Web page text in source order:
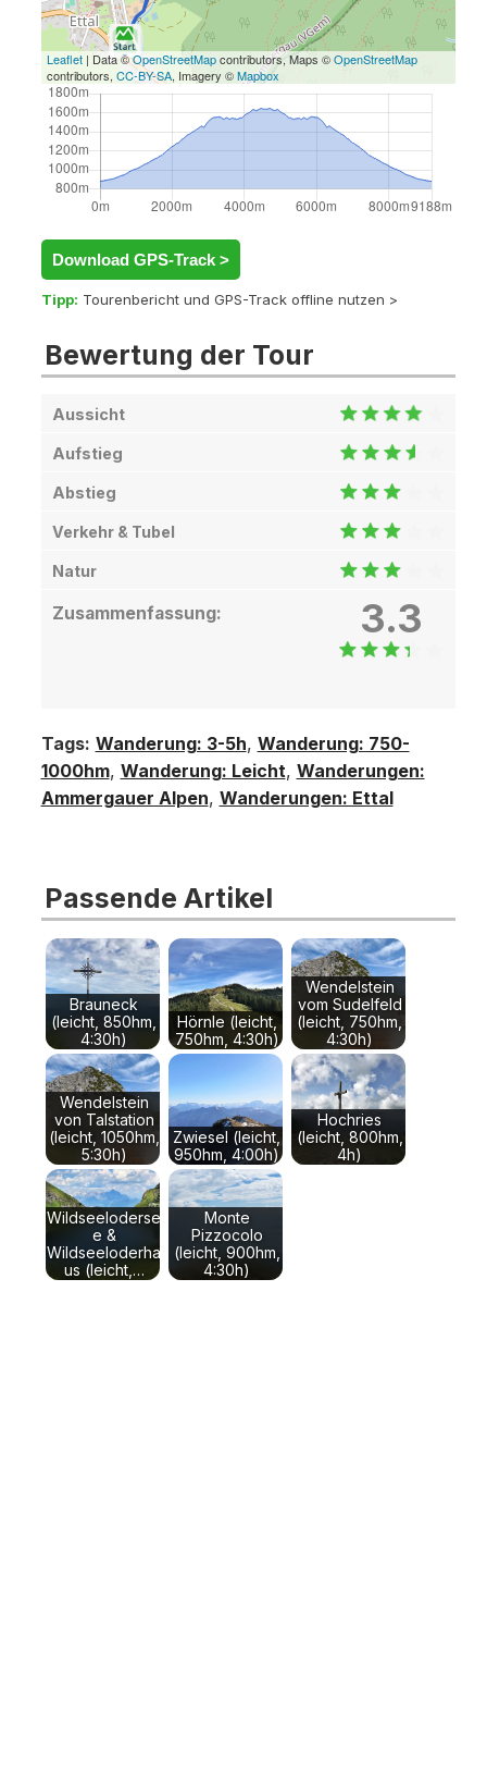
Leaflet| Data ©OpenStreetMapcontributors, Maps ©OpenStreetMap
contributors, CC-BY-SA, Imagery ©Mapbox
Download GPS-Track >
Tipp: Tourenbericht und GPS-Track offline nutzen >
Bewertung der Tour
Aussicht
Aufstieg
Abstieg
Verkehr & Tubel
Natur
Zusammenfassung: 3.3
Tags: Wanderung: 3-5h, Wanderung: 750-
1000hm, Wanderung: Leicht, Wanderungen:
Ammergauer Alpen, Wanderungen: Ettal
Passende Artikel
Brauneck
(leicht, 850hm,
4:30h)
Hörnle (leicht,
750hm, 4:30h)
Wendelstein
vom Sudelfeld
(leicht, 750hm,
4:30h)
Wendelstein
von Talstation
(leicht, 1050hm,
5:30h)
Zwiesel (leicht,
950hm, 4:00h)
Hochries
(leicht, 800hm,
4h)
Wildseeloderse
e &
Wildseeloderha
us (leicht,…
Monte
Pizzocolo
(leicht, 900hm,
4:30h)